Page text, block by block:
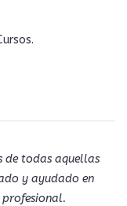
de todas aquellas
y ayudado en